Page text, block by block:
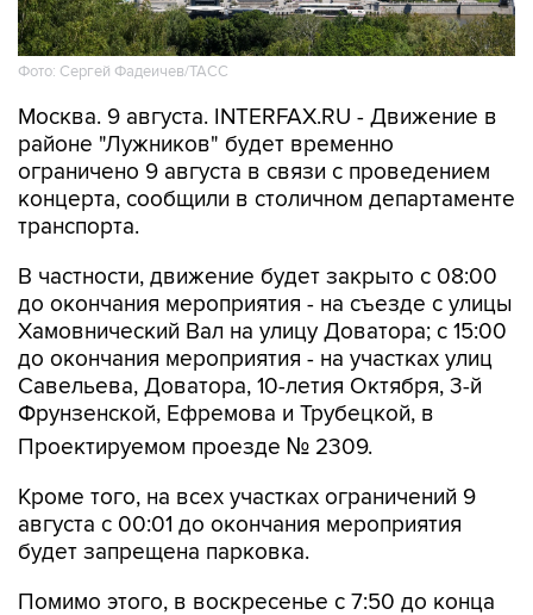
Фото: Сергей Фадеичев/ТАСС
Москва. 9 августа. INTERFAX.RU - Движение в
районе "Лужников" будет временно
ограничено 9 августа в связи с проведением
концерта, сообщили в столичном департаменте
транспорта.
В частности, движение будет закрыто с 08:00
до окончания мероприятия - на съезде с улицы
Хамовнический Вал на улицу Доватора; с 15:00
до окончания мероприятия - на участках улиц
Савельева, Доватора, 10-летия Октября, 3-й
Фрунзенской, Ефремова и Трубецкой, в
Проектируемом проезде № 2309.
Кроме того, на всех участках ограничений 9
августа с 00:01 до окончания мероприятия
будет запрещена парковка.
Помимо этого, в воскресенье с 7:50 до конца